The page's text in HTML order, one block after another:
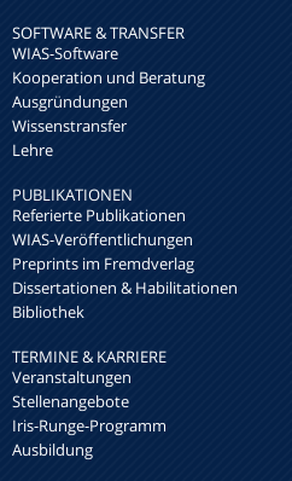
SOFTWARE & TRANSFER
WIAS-Software
Kooperation und Beratung
Ausgründungen
Wissenstransfer
Lehre
PUBLIKATIONEN
Referierte Publikationen
WIAS-Veröffentlichungen
Preprints im Fremdverlag
Dissertationen & Habilitationen
Bibliothek
TERMINE & KARRIERE
Veranstaltungen
Stellenangebote
Iris-Runge-Programm
Ausbildung